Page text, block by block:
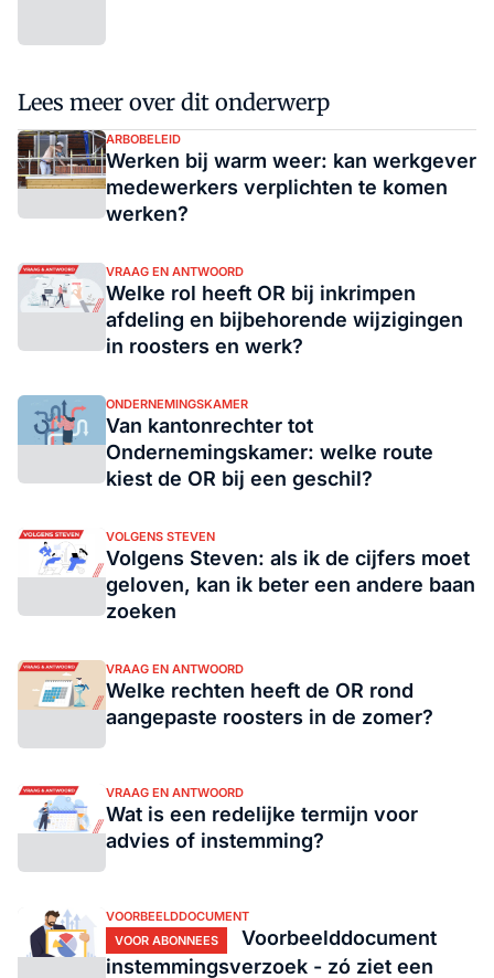
Lees meer over dit onderwerp
ARBOBELEID
Werken bij warm weer: kan werkgever
medewerkers verplichten te komen
werken?
VRAAG EN ANTWOORD
Welke rol heeft OR bij inkrimpen
afdeling en bijbehorende wijzigingen
in roosters en werk?
ONDERNEMINGSKAMER
Van kantonrechter tot
Ondernemingskamer: welke route
kiest de OR bij een geschil?
VOLGENS STEVEN
Volgens Steven: als ik de cijfers moet
geloven, kan ik beter een andere baan
zoeken
VRAAG EN ANTWOORD
Welke rechten heeft de OR rond
aangepaste roosters in de zomer?
VRAAG EN ANTWOORD
Wat is een redelijke termijn voor
advies of instemming?
VOORBEELDDOCUMENT
VOOR ABONNEES
Voorbeelddocument
instemmingsverzoek - zó ziet een